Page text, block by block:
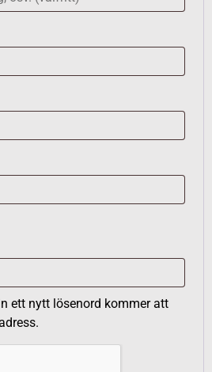
ett nytt lösenord kommer att